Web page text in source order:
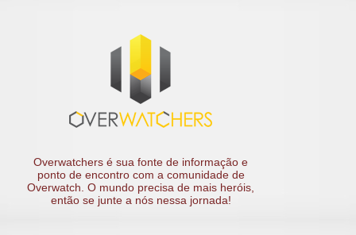
Overwatchers é sua fonte de informação e
ponto de encontro com a comunidade de
Overwatch. O mundo precisa de mais heróis,
então se junte a nós nessa jornada!